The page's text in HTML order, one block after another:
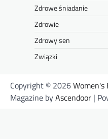
Zdrowe śniadanie
Zdrowie
Zdrowy sen
Związki
Copyright © 2026Women's
Magazine byAscendoor |